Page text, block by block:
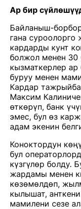
Ар бир
Байланыш-
гана
кардарды кунт
болжол менен 30
кызматкерлер
буруу менен
Кардар
Максим
өткөрүп, банк
эмес, бул өз
адам экенин
Коноктордун
бул
күзгүлөр болду.
жардамы менен
көзөмөлдөп,
кылышат,
мамилени сезе